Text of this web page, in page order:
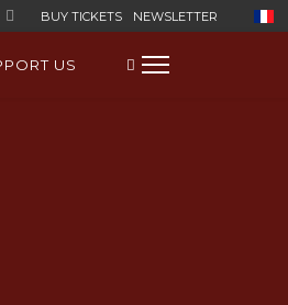
BUY TICKETS NEWSLETTER
US